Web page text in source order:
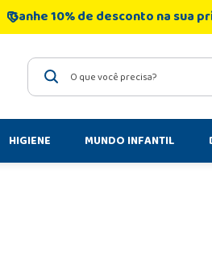
Ganhe 10% de desconto na sua
O que você precisa?
HIGIENE MUNDO INFANTIL